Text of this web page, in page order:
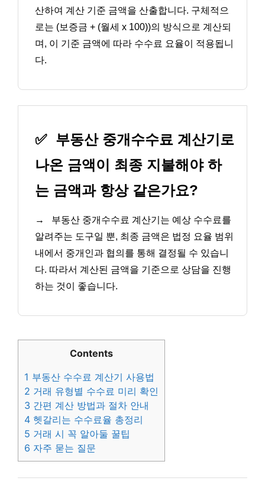
산하여 계산 기준 금액을 산출합니다. 구체적으
로는 (보증금 + (월세 x 100))의 방식으로 계산되
며, 이 기준 금액에 따라 수수료 요율이 적용됩니
다.
✅ 부동산 중개수수료 계산기로
나온 금액이 최종 지불해야 하
는 금액과 항상 같은가요?
→
부동산 중개수수료 계산기는 예상 수수료를
알려주는 도구일 뿐, 최종 금액은 법정 요율 범위
내에서 중개인과 협의를 통해 결정될 수 있습니
다. 따라서 계산된 금액을 기준으로 상담을 진행
하는 것이 좋습니다.
Contents
1 부동산 수수료 계산기 사용법
2 거래 유형별 수수료 미리 확인
3 간편 계산 방법과 절차 안내
4 헷갈리는 수수료율 총정리
5 거래 시 꼭 알아둘 꿀팁
6 자주 묻는 질문